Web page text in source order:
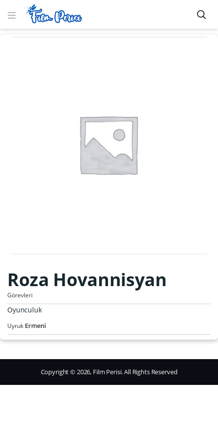
Roza Hovannisyan
Görevleri
Oyunculuk
Uyruk Ermeni
Copyright © 2026, Film Perisi. All Rights Reserved